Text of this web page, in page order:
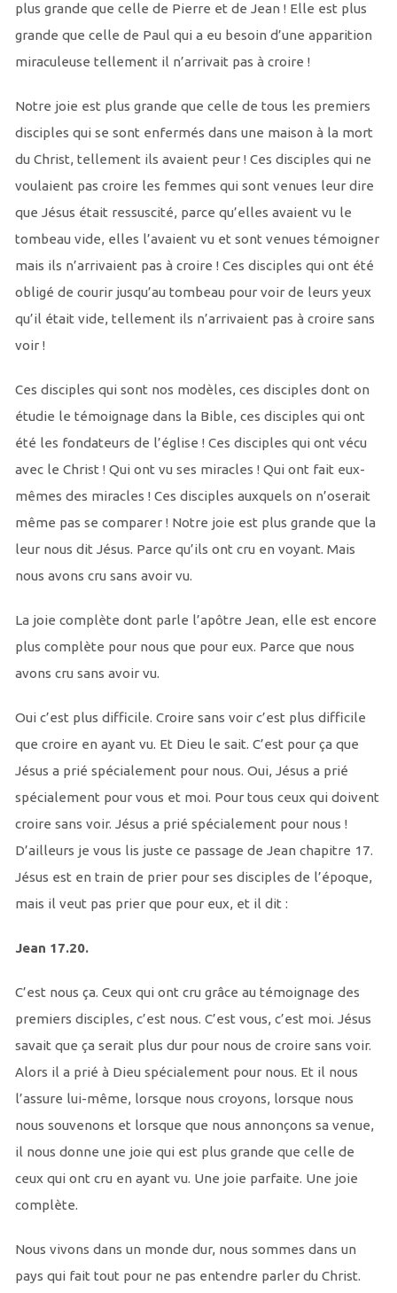
plus grande que celle de Pierre et de Jean ! Elle est plus
grande que celle de Paul qui a eu besoin d’une apparition
miraculeuse tellement il n’arrivait pas à croire !
Notre joie est plus grande que celle de tous les premiers
disciples qui se sont enfermés dans une maison à la mort
du Christ, tellement ils avaient peur ! Ces disciples qui ne
voulaient pas croire les femmes qui sont venues leur dire
que Jésus était ressuscité, parce qu’elles avaient vu le
tombeau vide, elles l’avaient vu et sont venues témoigner
mais ils n’arrivaient pas à croire ! Ces disciples qui ont été
obligé de courir jusqu’au tombeau pour voir de leurs yeux
qu’il était vide, tellement ils n’arrivaient pas à croire sans
voir !
Ces disciples qui sont nos modèles, ces disciples dont on
étudie le témoignage dans la Bible, ces disciples qui ont
été les fondateurs de l’église ! Ces disciples qui ont vécu
avec le Christ ! Qui ont vu ses miracles ! Qui ont fait eux-
mêmes des miracles ! Ces disciples auxquels on n’oserait
même pas se comparer ! Notre joie est plus grande que la
leur nous dit Jésus. Parce qu’ils ont cru en voyant. Mais
nous avons cru sans avoir vu.
La joie complète dont parle l’apôtre Jean, elle est encore
plus complète pour nous que pour eux. Parce que nous
avons cru sans avoir vu.
Oui c’est plus difficile. Croire sans voir c’est plus difficile
que croire en ayant vu. Et Dieu le sait. C’est pour ça que
Jésus a prié spécialement pour nous. Oui, Jésus a prié
spécialement pour vous et moi. Pour tous ceux qui doivent
croire sans voir. Jésus a prié spécialement pour nous !
D’ailleurs je vous lis juste ce passage de Jean chapitre 17.
Jésus est en train de prier pour ses disciples de l’époque,
mais il veut pas prier que pour eux, et il dit :
Jean 17.20.
C’est nous ça. Ceux qui ont cru grâce au témoignage des
premiers disciples, c’est nous. C’est vous, c’est moi. Jésus
savait que ça serait plus dur pour nous de croire sans voir.
Alors il a prié à Dieu spécialement pour nous. Et il nous
l’assure lui-même, lorsque nous croyons, lorsque nous
nous souvenons et lorsque que nous annonçons sa venue,
il nous donne une joie qui est plus grande que celle de
ceux qui ont cru en ayant vu. Une joie parfaite. Une joie
complète.
Nous vivons dans un monde dur, nous sommes dans un
pays qui fait tout pour ne pas entendre parler du Christ.